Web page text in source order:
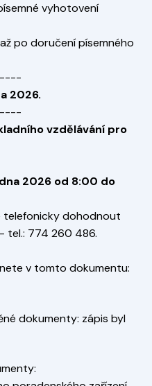
vyhotovení
po doručení písemného
2026.
vzdělávání pro
2026 od 8:00 do
telefonicky dohodnout
tel.: 774 260 486.
v tomto dokumentu:
dokumenty: zápis byl